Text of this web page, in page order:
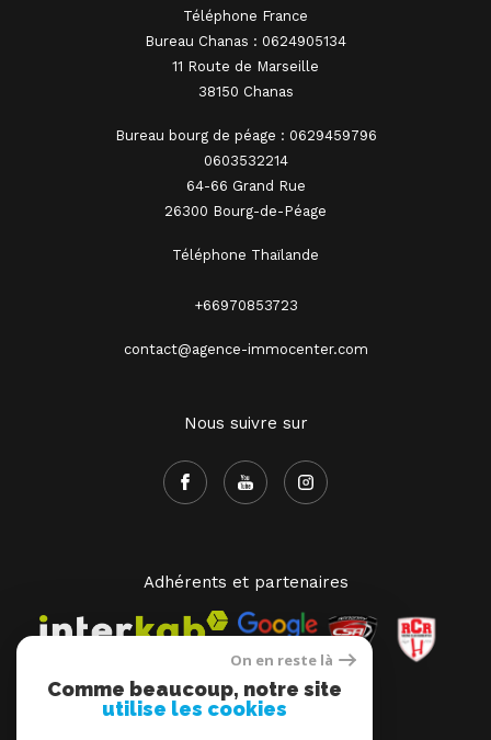
Téléphone France
Bureau Chanas : 0624905134
11 Route de Marseille
38150 Chanas
Bureau bourg de péage : 0629459796
0603532214
64-66 Grand Rue
26300 Bourg-de-Péage
Téléphone Thaïlande
+66970853723
contact@agence-immocenter.com
Nous suivre sur
Adhérents et partenaires
On en reste là
Comme beaucoup, notre site
utilise les cookies